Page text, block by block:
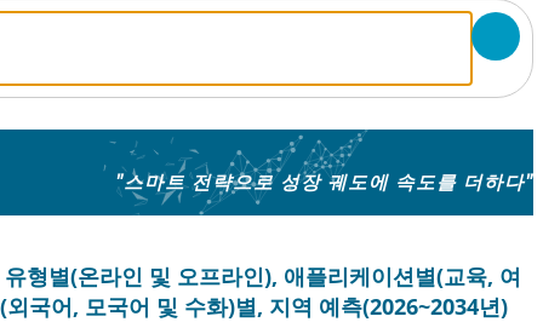
"스마트 전략으로 성장 궤도에 속도를 더하다"
형별(온라인 및 오프라인), 애플리케이션별(교육, 여
국어, 모국어 및 수화)별, 지역 예측(2026~2034년)